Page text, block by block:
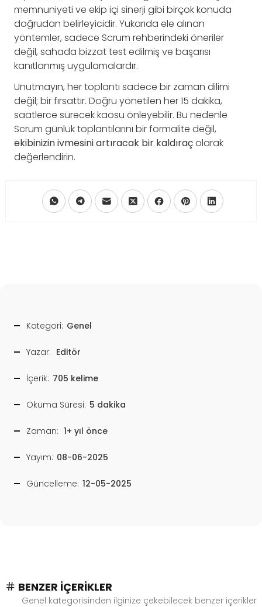
memnuniyeti ve ekip içi sinerji gibi birçok konuda
doğrudan belirleyicidir. Yukarıda ele alınan
yöntemler, sadece Scrum rehberindeki öneriler
değil, sahada bizzat test edilmiş ve başarısı
kanıtlanmış uygulamalardır.
Unutmayın, her toplantı sadece bir zaman dilimi
değil; bir fırsattır. Doğru yönetilen her 15 dakika,
saatlerce sürecek kaosu önleyebilir. Bu nedenle
Scrum günlük toplantılarını bir formalite değil,
ekibinizin ivmesini artıracak bir kaldıraçolarak
değerlendirin.
Kategori: Genel
Yazar: Editör
İçerik: 705 kelime
Okuma Süresi: 5 dakika
Zaman: 1+ yıl önce
Yayım: 08-06-2025
Güncelleme: 12-05-2025
BENZER İÇERIKLER
Genel kategorisinden ilginize çekebilecek benzer içerikler